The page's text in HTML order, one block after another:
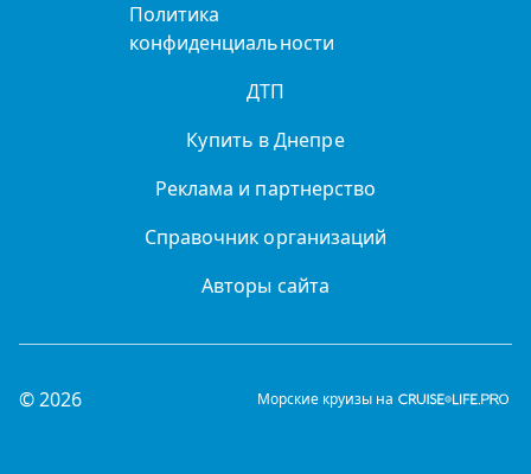
Политика
конфиденциальности
ДТП
Купить в Днепре
Реклама и партнерство
Справочник организаций
Авторы сайта
© 2026 Морские круизы на